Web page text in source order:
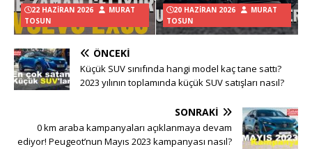
22 HAZIRAN 2026
MURAT
TOSUN
20 HAZIRAN 2026
MURAT
TOSUN
ÖNCEKI
Küçük SUV sınıfında hangi model kaç tane sattı?
2023 yılının toplamında küçük SUV satışları nasıl?
SONRAKI
0 km araba kampanyaları açıklanmaya devam
ediyor! Peugeot’nun Mayıs 2023 kampanyası nasıl?